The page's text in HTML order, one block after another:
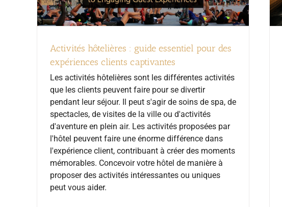
Activités hôtelières : guide essentiel pour des
expériences clients captivantes
Les activités hôtelières sont les différentes activités
que les clients peuvent faire pour se divertir
pendant leur séjour. Il peut s'agir de soins de spa, de
spectacles, de visites de la ville ou d'activités
d'aventure en plein air. Les activités proposées par
l'hôtel peuvent faire une énorme différence dans
l'expérience client, contribuant à créer des moments
mémorables. Concevoir votre hôtel de manière à
proposer des activités intéressantes ou uniques
peut vous aider.